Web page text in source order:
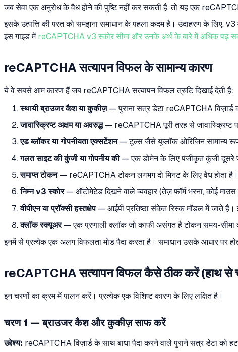
जब सेवा एक अनुरोध के वैध होने की पुष्टि नहीं कर सकती है, तो यह एक
इसके उत्पत्ति की परत को समझना समाधान के पहला कदम है। उदाहरण के लिए,
इस गाइड में reCAPTCHA v3 स्कोर सीमा और उनके अर्थ के बारे में अधिक पढ़
reCAPTCHA सत्यापन विफल के सामान्य कारण
ये वे सबसे आम कारण हैं जब reCAPTCHA सत्यापन विफल त्रुटि दिखाई देती है:
स्थायी ब्राउजर कैश या कुकीज़— पुराना सत्र डेटा reCAPTCHA विज़ार्ड
जावास्क्रिप्ट अक्षम या अवरुद्ध— reCAPTCHA पूरी तरह से जावास्क्रिप्ट
एड ब्लॉकर या गोपनीयता एक्सटेंशन— टूल्स जैसे यूब्लॉक ओरिजिन सामान्य
गलत साइट की कुंजी या गोपनीय की— एक डोमेन के लिए पंजीकृत कुंजी दूसरे
समाप्त टोकन— reCAPTCHA टोकन लगभग दो मिनट के लिए वैध होता
निम्न v3 स्कोर— ऑटोमेटेड दिखने वाले व्यवहार (तेज़ फॉर्म भरना, कोई
वीपीएन या प्रॉक्सी हस्तक्षेप— आईपी प्रतिष्ठा संकेत रिस्क मॉडल में जाते हैं।
क्लॉक स्क्यूअर— एक प्रणाली क्लॉक जो काफी असंगत है टोकन समय-सीमा
इनमें से प्रत्येक एक अलग विफलता मोड पैदा करता है। समाधान उसके आधार पर
reCAPTCHA सत्यापन विफल कैसे ठीक करें (हाथ से
इन चरणों का क्रम में पालन करें। प्रत्येक एक विशिष्ट कारण के लिए लक्षित है।
चरण 1 — ब्राउजर कैश और कुकीज़ साफ करें
उद्देश्य: reCAPTCHA विज़ार्ड के साथ बाधा पैदा करने वाले पुराने सत्र डेटा को